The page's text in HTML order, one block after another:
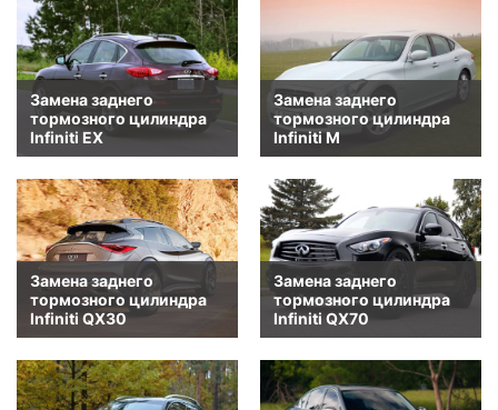
Замена заднего
тормозного цилиндра
Infiniti EX
Замена заднего
тормозного цилиндра
Infiniti M
Замена заднего
тормозного цилиндра
Infiniti QX30
Замена заднего
тормозного цилиндра
Infiniti QX70